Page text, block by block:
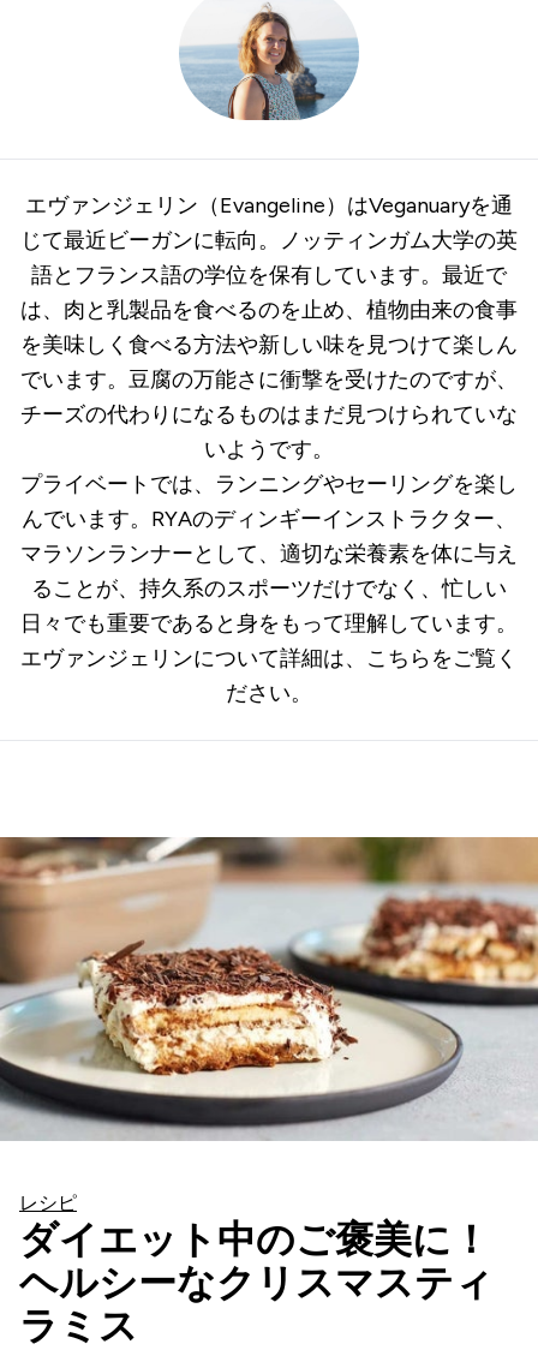
エヴァンジェリン（Evangeline）はVeganuaryを通
じて最近ビーガンに転向。ノッティンガム大学の英
語とフランス語の学位を保有しています。最近で
は、肉と乳製品を食べるのを止め、植物由来の食事
を美味しく食べる方法や新しい味を見つけて楽しん
でいます。豆腐の万能さに衝撃を受けたのですが、
チーズの代わりになるものはまだ見つけられていな
いようです。
プライベートでは、ランニングやセーリングを楽し
んでいます。 RYAのディンギーインストラクター、
マラソンランナーとして、適切な栄養素を体に与え
ることが、持久系のスポーツだけでなく、忙しい
日々でも重要であると身をもって理解しています。
エヴァンジェリンについて詳細は、 こちら をご覧く
ださい。
レシピ
ダイエット中のご褒美に！
ヘルシーなクリスマスティ
ラミス